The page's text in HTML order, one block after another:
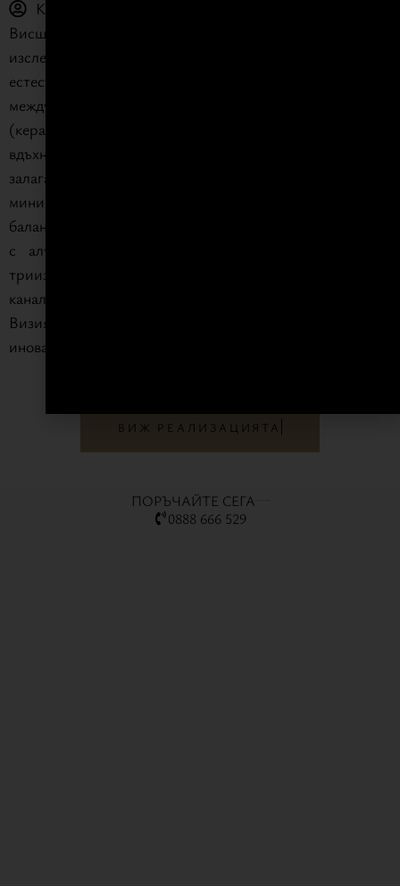
Клиент: Частен клиент
Висшият израз на минималистичния стил — продукт на
изследванията и развитието на Snaidero, посветен на
естествената същност на формите. Elementi е хармония
между четири природни материала — камък
(керамика), стъкло, алуминий и дърво — които
вдъхновяват името и естетиката ѝ. Модулната система
залага на гъвкавост в подреждането, прегръщайки
минималистичната съвременна архитектура чрез
баланс между форма и функция. Колекцията се отличава
с алуминиев финиш с диамантен ефект, създаващ
триизмерна тактилна текстура, и характерна врата с
канал, изработена върху черна алуминиева рамка.
Визията на Orlando Design подчертава флуидност,
иновация в материалите и есенциализъм.
ВИЖ РЕАЛИЗАЦИЯТА
ПОРЪЧАЙТЕ СЕГА
0888 666 529